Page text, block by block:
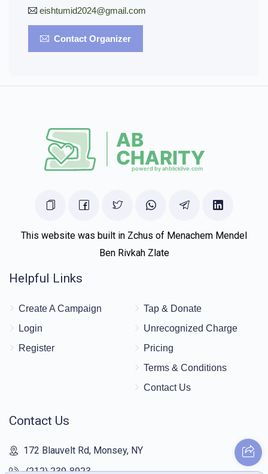
eishtumid2024@gmail.com
Contact Organizer
This website was built in Zchus of Menachem Mendel
Ben Rivkah Zlate
Helpful Links
Create A Campaign
Login
Register
Tap & Donate
Unrecognized Charge
Pricing
Terms & Conditions
Contact Us
Contact Us
172 Blauvelt Rd, Monsey, NY
(212) 239-8923